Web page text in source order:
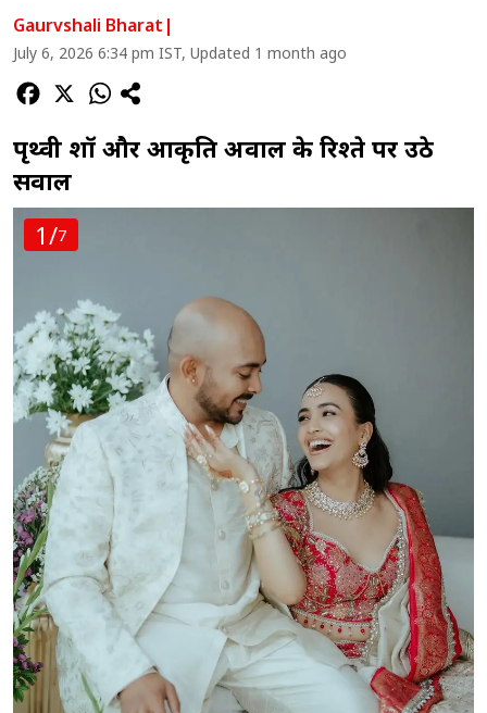
Gaurvshali Bharat |
July 6, 2026 6:34 pm IST, Updated 1 month ago
पृथ्वी शॉ और आकृति अग्रवाल के रिश्ते पर उठे
सवाल
1/7